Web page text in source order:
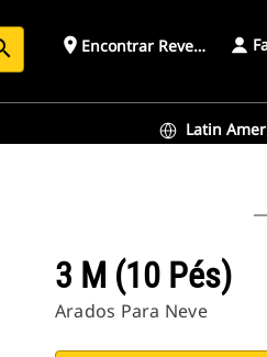
place Encontrar Revendedor
Latin
3 M (10 Pés)
Arados Para Neve